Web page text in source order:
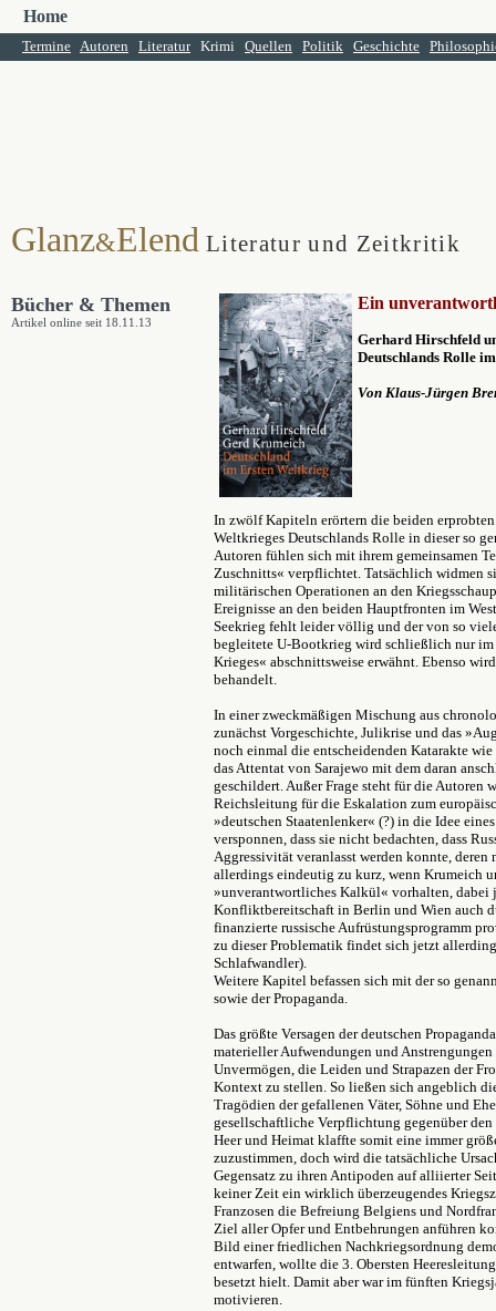
Home
Termine Autoren Literatur Krimi Quellen Politik Geschichte
Glanz&Elend Literatur und Zeitkritik
Bücher & Themen
Artikel online seit 18.11.13
Ein
Gerhard Hirschfeld
Deutschlands Rolle
Von Klaus-Jürgen
In zwölf Kapiteln erörtern die beiden
Weltkrieges Deutschlands Rolle in dieser so
Autoren fühlen sich mit ihrem gemeinsamen
Zuschnitts« verpflichtet. Tatsächlich widmen
militärischen Operationen an den
Ereignisse an den beiden Hauptfronten im
Seekrieg fehlt leider völlig und der von so
begleitete U-Bootkrieg wird schließlich nur
Krieges« abschnittsweise erwähnt. Ebenso
behandelt.
In einer zweckmäßigen Mischung aus
zunächst Vorgeschichte, Julikrise und das
noch einmal die entscheidenden Katarakte
das Attentat von Sarajewo mit dem daran
geschildert. Außer Frage steht für die Autoren
Reichsleitung für die Eskalation zum
»deutschen Staatenlenker« (?) in die Idee
versponnen, dass sie nicht bedachten, dass
Aggressivität veranlasst werden konnte,
allerdings eindeutig zu kurz, wenn Krumeich
»unverantwortliches Kalkül« vorhalten, dabei
Konfliktbereitschaft in Berlin und Wien auch
finanzierte russische Aufrüstungsprogramm
zu dieser Problematik findet sich jetzt
Schlafwandler).
Weitere Kapitel befassen sich mit der so
sowie der Propaganda.
Das größte Versagen der deutschen
materieller Aufwendungen und
Unvermögen, die Leiden und Strapazen der
Kontext zu stellen. So ließen sich angeblich
Tragödien der gefallenen Väter, Söhne und
gesellschaftliche Verpflichtung gegenüber
Heer und Heimat klaffte somit eine immer
zuzustimmen, doch wird die tatsächliche
Gegensatz zu ihren Antipoden auf alliierter
keiner Zeit ein wirklich überzeugendes
Franzosen die Befreiung Belgiens und
Ziel aller Opfer und Entbehrungen anführen
Bild einer friedlichen Nachkriegsordnung
entwarfen, wollte die 3. Obersten
besetzt hielt. Damit aber war im fünften
motivieren.